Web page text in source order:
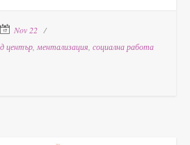
Nov 22
център ментализация социална работа